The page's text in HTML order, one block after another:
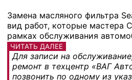
Замена масляного фильтра
вид работ, которые мастера
рамках обслуживания
ЧИТАТЬ ДАЛЕЕ
Для записи на
ремонт в техцентр «ВАГ
позвонить по одному из